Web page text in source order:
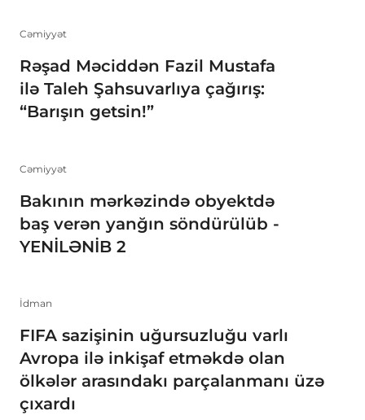
Cəmiyyət
Rəşad Məciddən Fazil Mustafa
ilə Taleh Şahsuvarlıya çağırış:
“Barışın getsin!”
Cəmiyyət
Bakının mərkəzində obyektdə
baş verən yanğın söndürülüb -
YENİLƏNİB 2
İdman
FIFA sazişinin uğursuzluğu varlı
Avropa ilə inkişaf etməkdə olan
ölkələr arasındakı parçalanmanı üzə
çıxardı